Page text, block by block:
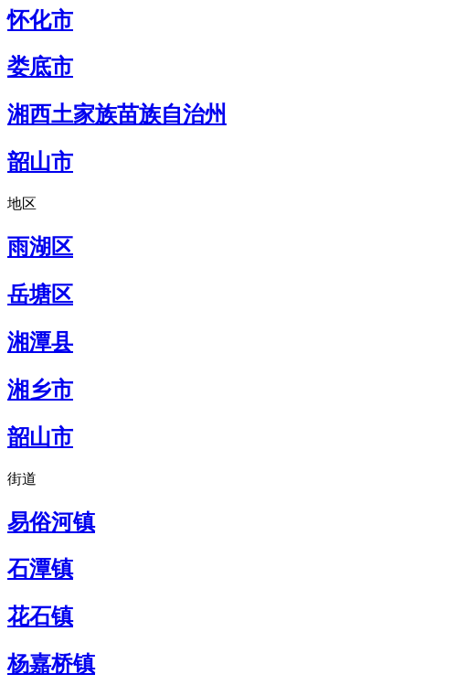
怀化市
娄底市
湘西土家族苗族自治州
韶山市
地区
雨湖区
岳塘区
湘潭县
湘乡市
韶山市
街道
易俗河镇
石潭镇
花石镇
杨嘉桥镇